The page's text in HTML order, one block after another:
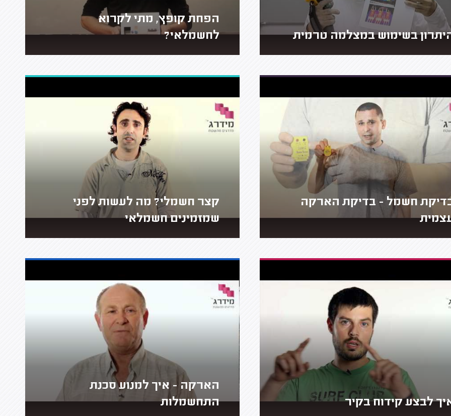
בשימוש במצלמה טרמית
הפחת קופץ, מתי לקרוא
לחשמלאי?
חשמל - בדיקת הארקה
קצר חשמלי? מה לעשות לפני
שמזמינים חשמלאי
לבצע קידוח בקיר
הארקה - איך למנוע סכנת
התחשמלות